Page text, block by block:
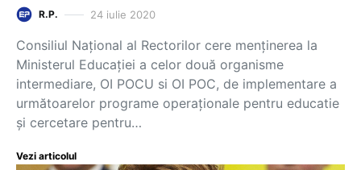
R.P. 24 iulie 2020
Consiliul Naţional al Rectorilor cere menținerea la
Ministerul Educației a celor două organisme
intermediare, OI POCU si OI POC, de implementare a
următoarelor programe operaționale pentru educatie
și cercetare pentru…
Vezi articolul